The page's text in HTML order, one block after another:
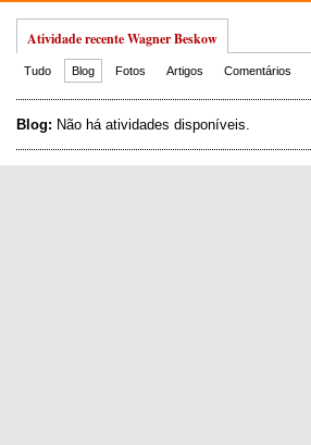
Atividade recente Wagner Beskow
Tudo Blog Fotos Artigos Comentários
Blog: Não há atividades disponíveis.